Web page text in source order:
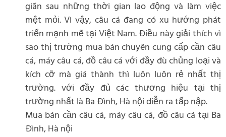
giãn sau những thời gian lao động và làm việc
mệt mỏi. Vì vậy, câu cá đang có xu hướng phát
triển mạnh mẽ tại Việt Nam. Điều này giải thích vì
sao thị trường mua bán chuyên cung cấp cần câu
cá, máy câu cá, đồ câu cá với đầy đù chủng loại và
kích cỡ mà giá thành thì luôn luôn rẻ nhất thị
trường. với đầy đủ các thương hiệu tại thị
trường nhất là Ba Đình, Hà nội diễn ra tấp nập.
Mua bán cần câu cá, máy câu cá, đồ câu cá tại Ba
Đình, Hà nội